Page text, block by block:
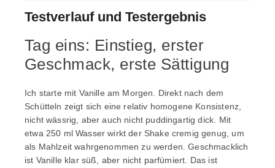
Testverlauf und Testergebnis
Tag eins: Einstieg, erster
Geschmack, erste Sättigung
Ich starte mit Vanille am Morgen. Direkt nach dem
Schütteln zeigt sich eine relativ homogene Konsistenz,
nicht wässrig, aber auch nicht puddingartig dick. Mit
etwa 250 ml Wasser wirkt der Shake cremig genug, um
als Mahlzeit wahrgenommen zu werden. Geschmacklich
ist Vanille klar süß, aber nicht parfümiert. Das ist